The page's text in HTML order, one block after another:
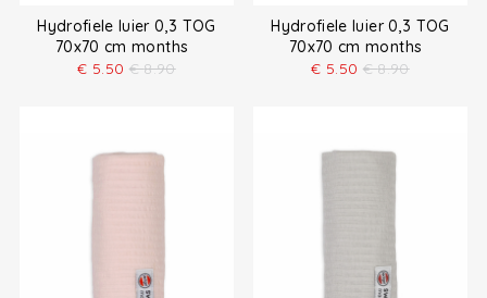
Hydrofiele luier 0,3 TOG
70x70 cm months
€ 5.50 € 8.90
Hydrofiele luier 0,3 TOG
70x70 cm months
€ 5.50 € 8.90